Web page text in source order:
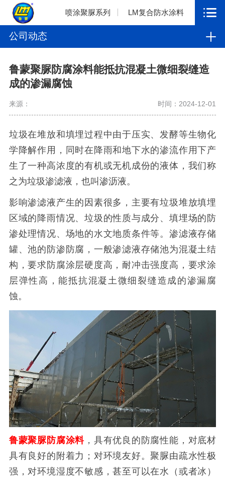
喷涂聚脲系列 LM复合防水涂料
公司动态
鲁蒙聚脲防腐涂料能抵抗混凝土微细裂缝造
成的渗漏腐蚀
来源： 时间：2024-12-01
垃圾在堆放和填埋过程中由于压实、发酵等生物化
学降解作用，同时在降雨和地下水的渗流作用下产
生了一种高浓度的有机或无机成份的液体，我们称
之为垃圾渗滤液，也叫渗沥液。
影响渗滤液产生的因素很多，主要有垃圾堆放填埋
区域的降雨情况、垃圾的性质与成分、填埋场的防
渗处理情况、场地的水文地质条件等。渗滤液存储
罐、池的防渗防腐，一般渗滤液存储池为混凝土结
构，要求防腐涂层硬度高，耐冲击强度高，要求涂
层弹性高，能抵抗混凝土微细裂缝造成的渗漏腐
蚀。
鲁蒙聚脲防腐涂料 ，具有优良的防腐性能，对底材
具有良好的附着力；对环境友好。聚脲由疏水性极
强，对环境湿度不敏感，甚至可以在水（或者冰）